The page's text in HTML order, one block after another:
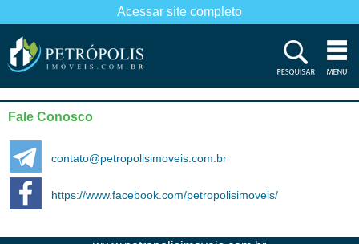
Acessar site completo
Fale Conosco
contato@petropolisimoveis.com.br
https://www.facebook.com/petropolisimoveis/